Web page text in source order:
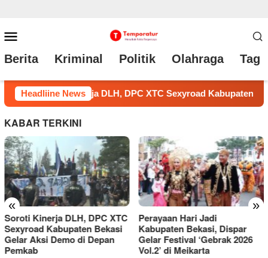
ke
konten
Mobile
Berita Kriminal Politik Olahraga Tag
Headliine News
Bekasi Gelar Aksi Demo di Depan Pemkab
KABAR TERKINI
« »
Perayaan Hari Jadi
Kabupaten Bekasi, Dispar
Gelar Festival ‘Gebrak 2026
Vol.2’ di Meikarta
LSM Triga Nusantara
Indonesia Gelar Aksi di Kejari
Cikarang, Desak Penanganan
Menyeluruh Dugaan Korupsi